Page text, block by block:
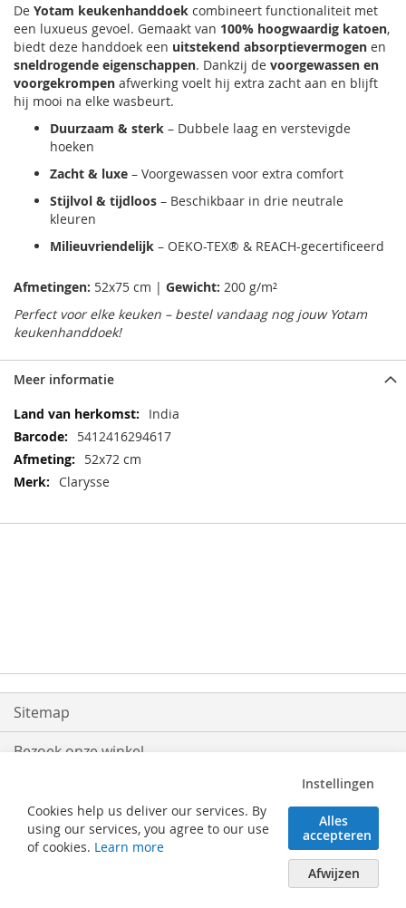
De Yotam keukenhanddoek combineert functionaliteit met
een luxueus gevoel. Gemaakt van 100% hoogwaardig katoen,
biedt deze handdoek een uitstekend absorptievermogen en
sneldrogende eigenschappen. Dankzij de voorgewassen en
voorgekrompen afwerking voelt hij extra zacht aan en blijft
hij mooi na elke wasbeurt.
Duurzaam & sterk – Dubbele laag en verstevigde
hoeken
Zacht & luxe – Voorgewassen voor extra comfort
Stijlvol & tijdloos – Beschikbaar in drie neutrale
kleuren
Milieuvriendelijk – OEKO-TEX® & REACH-gecertificeerd
Afmetingen: 52x75 cm | Gewicht: 200 g/m²
Perfect voor elke keuken – bestel vandaag nog jouw Yotam
keukenhanddoek!
Meer informatie
Meer
informatie
India
5412416294617
52x72 cm
Clarysse
Sitemap
Bezoek onze winkel
Retouren
Cookies help us deliver our services. By
using our services, you agree to our use
of cookies. Learn more
Instellingen
Alles
accepteren
Afwijzen